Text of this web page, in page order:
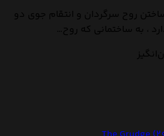
روح سرگردان و انتقام جوی دو
، به ساختمانی که روح…